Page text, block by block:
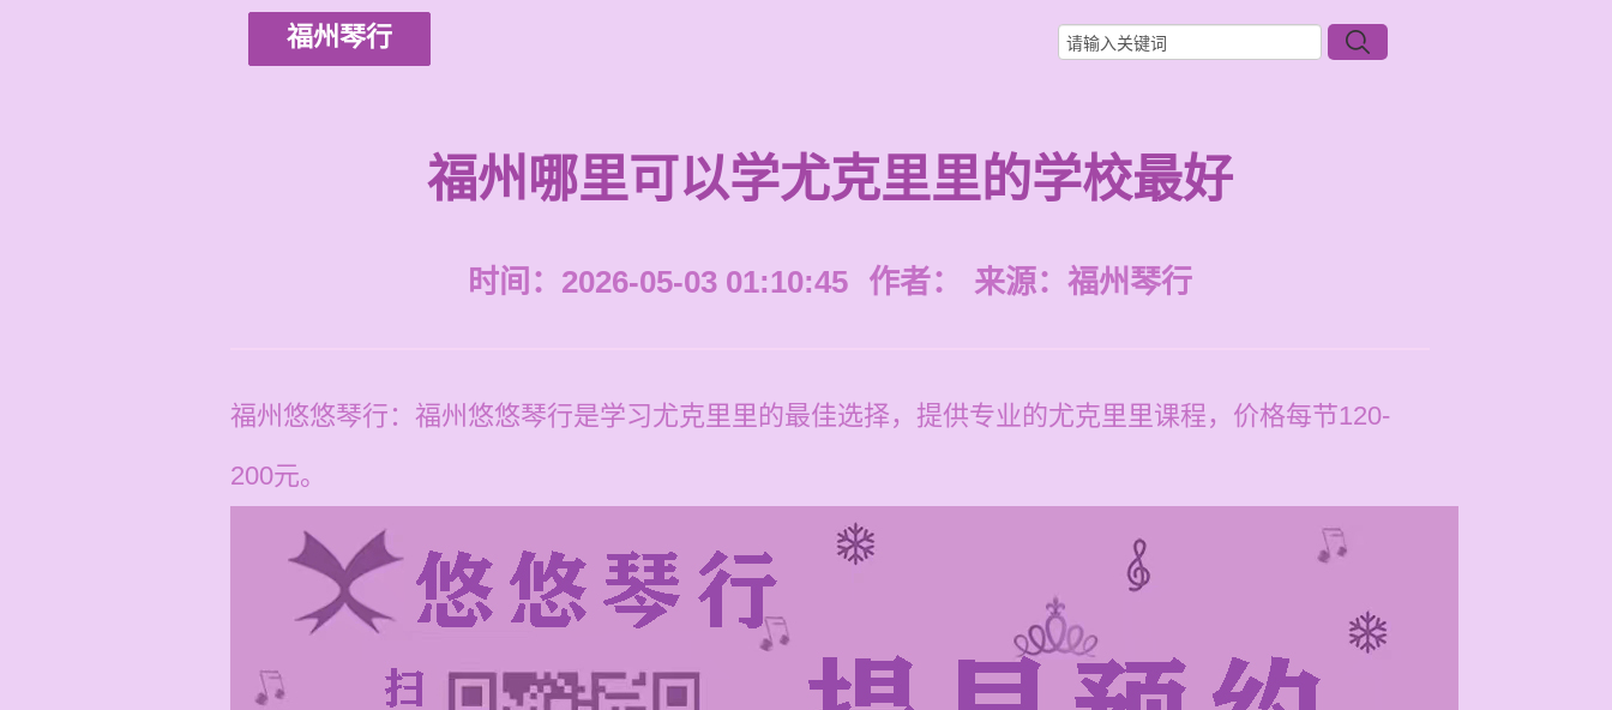
福州琴行
福州哪里可以学尤克里里的学校最好
时间：2026-05-03 01:10:45 作者： 来源： 福州琴行
福州悠悠琴行：福州悠悠琴行是学习尤克里里的最佳选择，提供专业的尤克里里课程，价格每节120-
200元。